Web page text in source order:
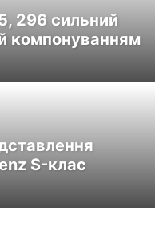
296 сильний
компонуванням
S-клас